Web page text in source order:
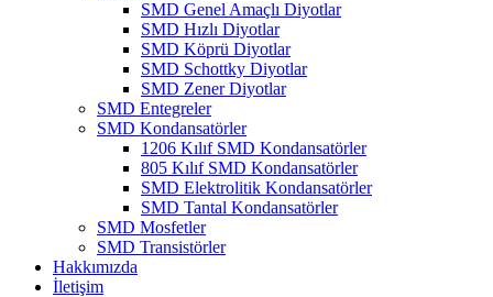
SMD Genel Amaçlı Diyotlar
SMD Hızlı Diyotlar
SMD Köprü Diyotlar
SMD Schottky Diyotlar
SMD Zener Diyotlar
SMD Entegreler
SMD Kondansatörler
1206 Kılıf SMD Kondansatörler
805 Kılıf SMD Kondansatörler
SMD Elektrolitik Kondansatörler
SMD Tantal Kondansatörler
SMD Mosfetler
SMD Transistörler
Hakkımızda
İletişim